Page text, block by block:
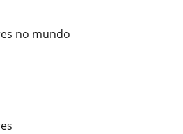
no mundo